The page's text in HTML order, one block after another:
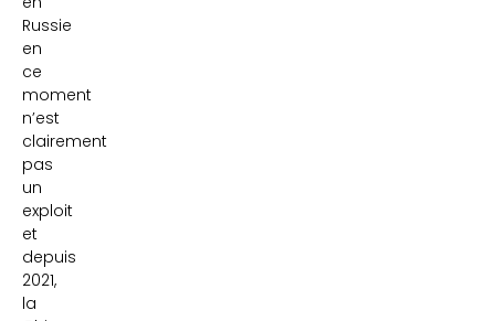
Russie
en
ce
moment
n’est
clairement
pas
un
exploit
et
depuis
2021,
la